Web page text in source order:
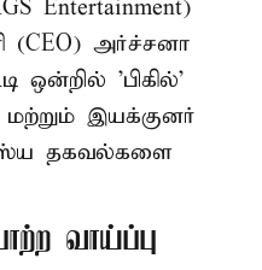
Entertainment)
அர்ச்சனா
ஒன்றில் 'பிகில்'
மற்றும் இயக்குனர்
தகவல்களை
வாய்ப்பு